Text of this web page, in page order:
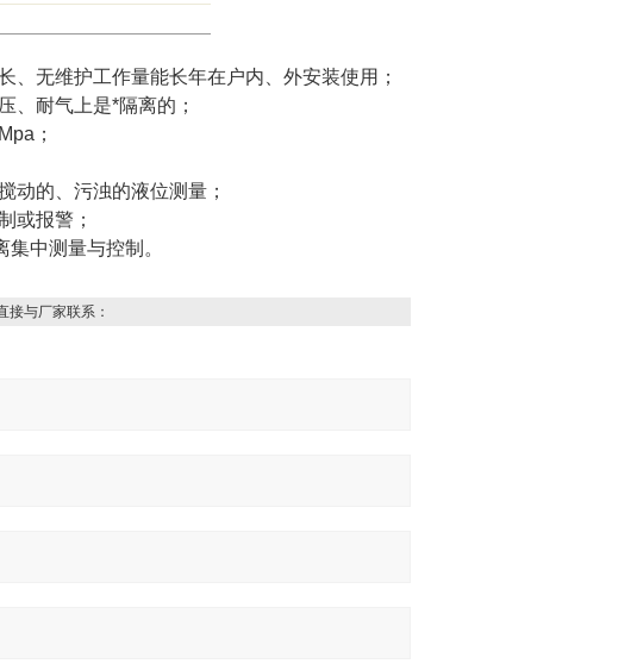
、无维护工作量能长年在户内、外安装使用；
、耐气上是*隔离的；
；
动的、污浊的液位测量；
或报警；
中测量与控制。
接与厂家联系：